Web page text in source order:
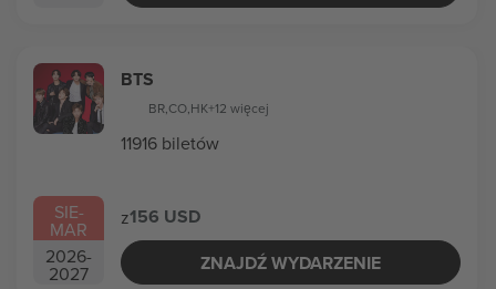
SIE-
MAR
2026-
2027
BTS
BR,CO,HK+12 więcej
11916 biletów
z156 USD
ZNAJDŹ WYDARZENIE